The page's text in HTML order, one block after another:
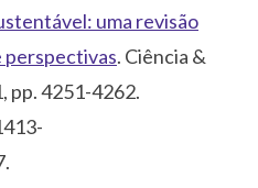
uma revisão
perspectivas. Ciência &
pp. 4251-4262.